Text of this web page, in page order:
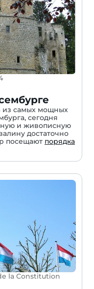
из самых мощных
сегодня
и живописную
достаточно
посещают порядка
la Constitution